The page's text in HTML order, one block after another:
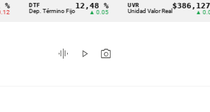
Cintillo
indicadores
económicos
DTF
Dep. Término Fijo
12,48 %
▲ 0.05
UVR
Unidad Valor Real
$386,1273
graphic_eq play_arrow photo_camera